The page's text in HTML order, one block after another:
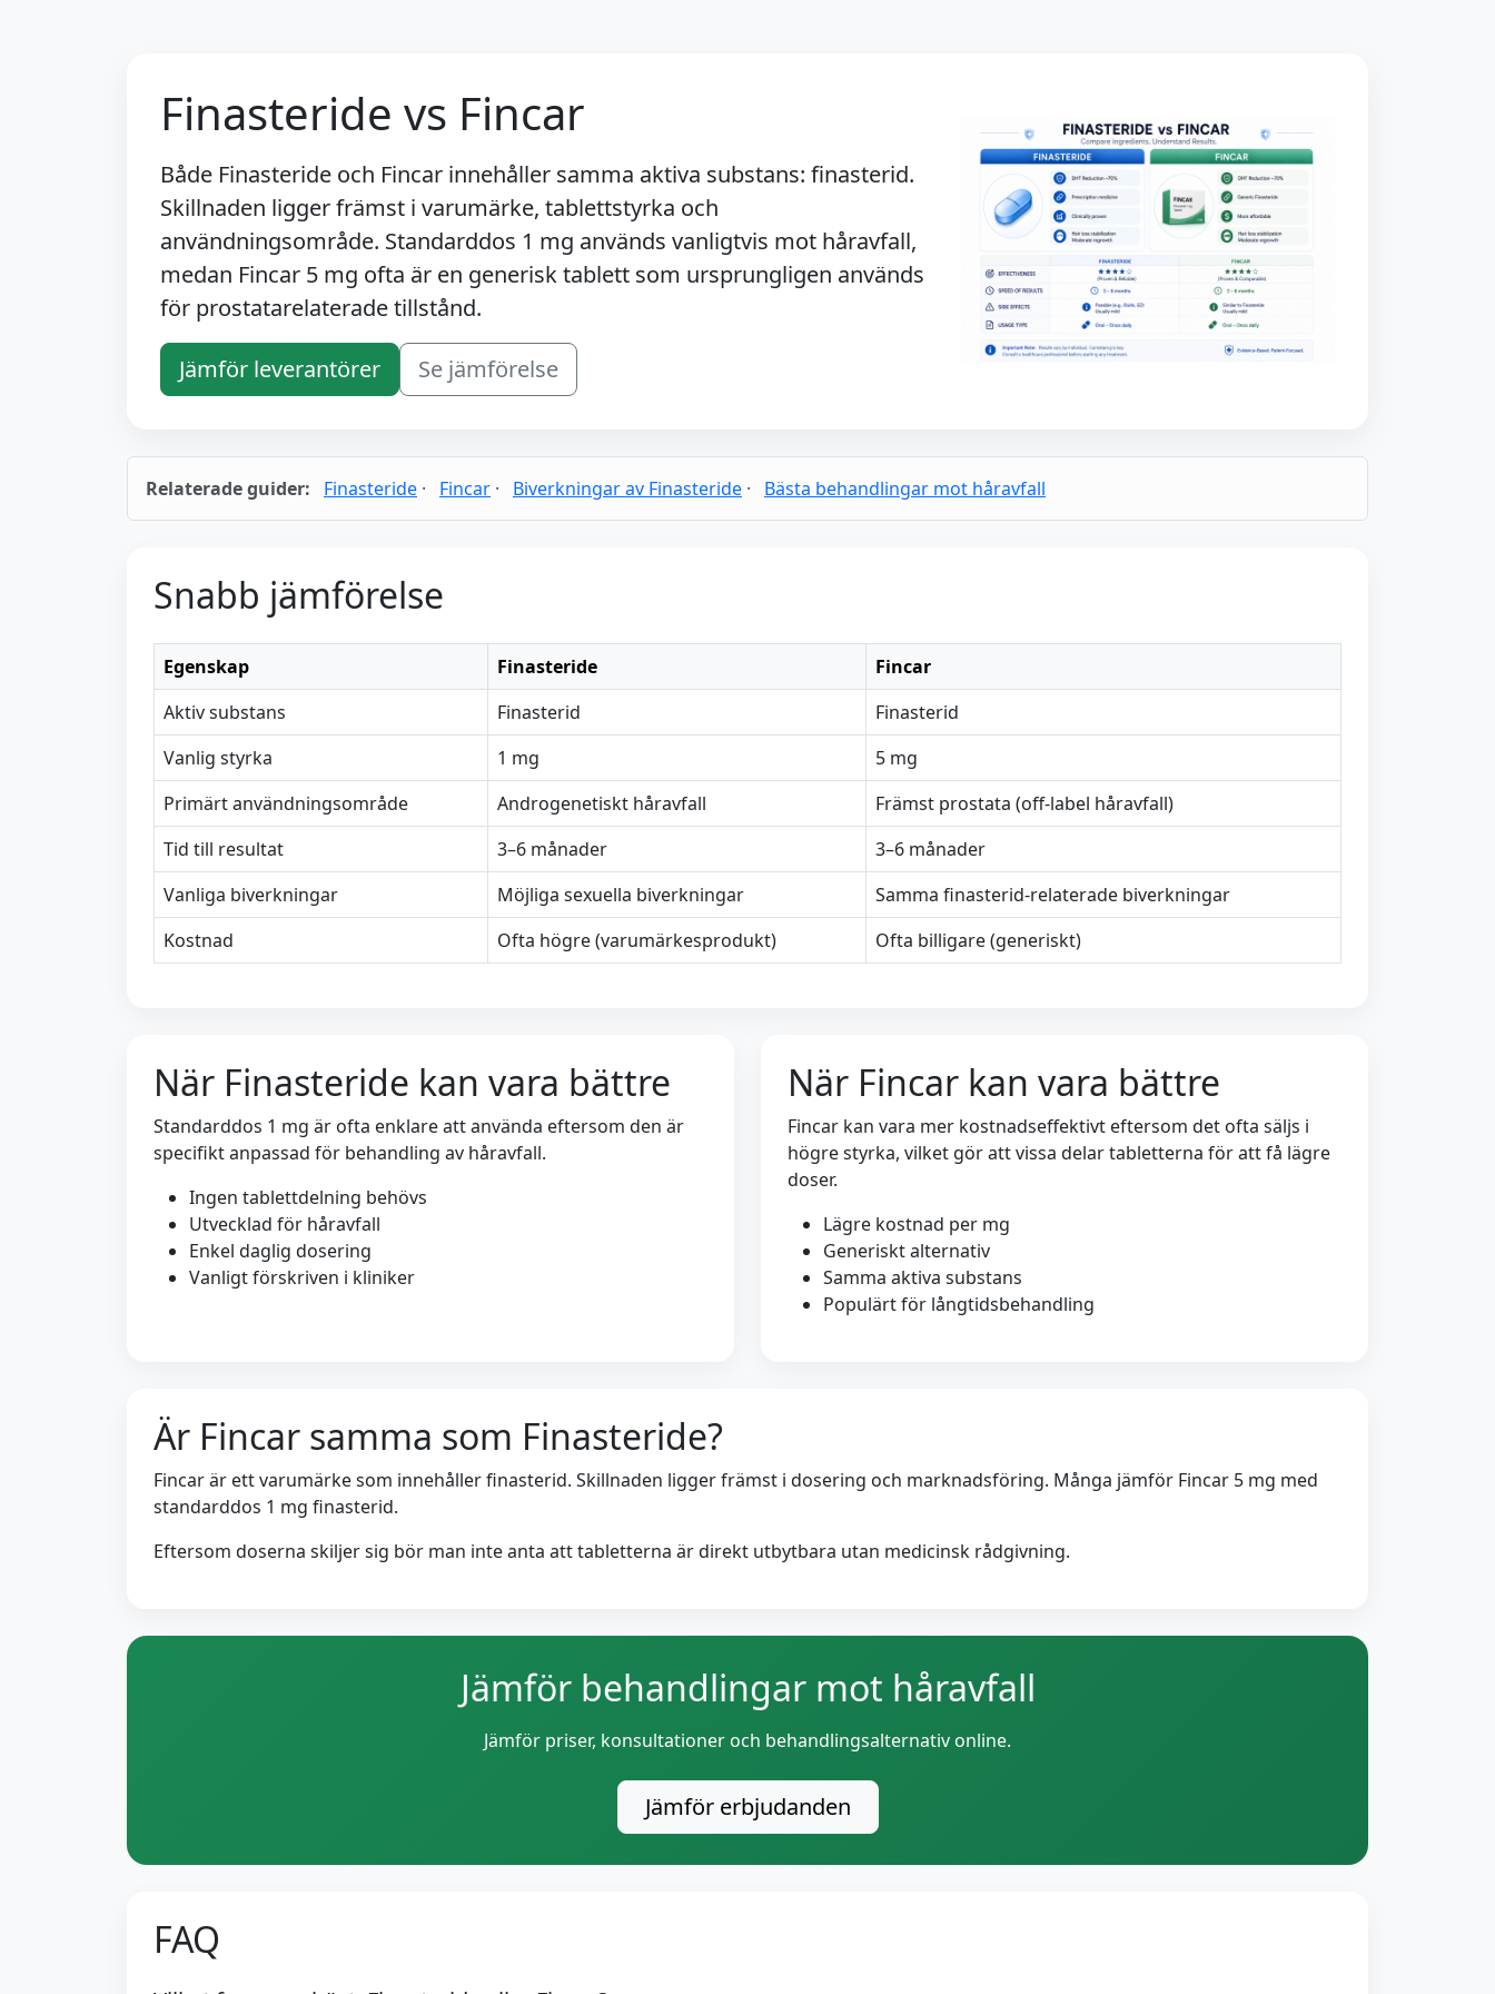
Finasteride vs Fincar
Både Finasteride och Fincar innehåller samma aktiva substans: finasterid.
Skillnaden ligger främst i varumärke, tablettstyrka och
användningsområde. Standarddos 1 mg används vanligtvis mot håravfall,
medan Fincar 5 mg ofta är en generisk tablett som ursprungligen används
för prostatarelaterade tillstånd.
Jämför leverantörer Se jämförelse
Relaterade guider: Finasteride · Fincar · Biverkningar av Finasteride · Bästa behandlingar mot håravfall
Snabb jämförelse
Egenskap Finasteride
Fincar
Aktiv substans
Finasterid
Finasterid
Vanlig styrka
1 mg
5 mg
Primärt användningsområde
Androgenetiskt håravfall
Främst prostata (off-label håravfall)
Tid till resultat
3–6 månader
3–6 månader
Vanliga biverkningar
Möjliga sexuella biverkningar
Samma finasterid-relaterade biverkningar
Kostnad
Ofta högre (varumärkesprodukt) Ofta billigare (generiskt)
När Finasteride kan vara bättre
Standarddos 1 mg är ofta enklare att använda eftersom den är
specifikt anpassad för behandling av håravfall.
Ingen tablettdelning behövs
Utvecklad för håravfall
Enkel daglig dosering
Vanligt förskriven i kliniker
När Fincar kan vara bättre
Fincar kan vara mer kostnadseffektivt eftersom det ofta säljs i
högre styrka, vilket gör att vissa delar tabletterna för att få lägre
doser.
Lägre kostnad per mg
Generiskt alternativ
Samma aktiva substans
Populärt för långtidsbehandling
Är Fincar samma som Finasteride?
Fincar är ett varumärke som innehåller finasterid. Skillnaden ligger främst i dosering och marknadsföring. Många jämför Fincar 5 mg med
standarddos 1 mg finasterid.
Eftersom doserna skiljer sig bör man inte anta att tabletterna är direkt utbytbara utan medicinsk rådgivning.
Jämför behandlingar mot håravfall
Jämför priser, konsultationer och behandlingsalternativ online.
Jämför erbjudanden
FAQ